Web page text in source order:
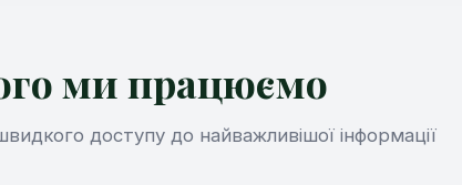
ми працюємо
доступу до найважливішої інформації